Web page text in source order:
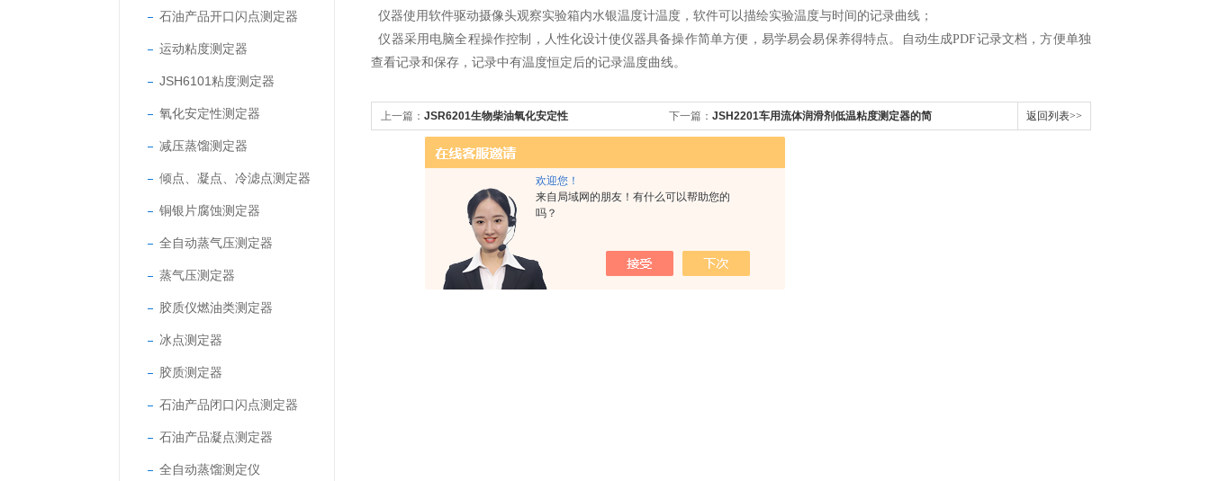
欢迎您！
来自局域网的朋友！有什么可以帮助您的
吗？
石油产品开口闪点测定器
运动粘度测定器
JSH6101粘度测定器
氧化安定性测定器
减压蒸馏测定器
倾点、凝点、冷滤点测定器
铜银片腐蚀测定器
全自动蒸气压测定器
蒸气压测定器
胶质仪燃油类测定器
冰点测定器
胶质测定器
石油产品闭口闪点测定器
石油产品凝点测定器
全自动蒸馏测定仪
仪器使用软件驱动摄像头观察实验箱内水银温度计温度，软件可以描绘实验温度与时间的记录曲线；
仪器采用电脑全程操作控制，人性化设计使仪器具备操作简单方便，易学易会易保养得特点。自动生成PDF记录文档，方便单独
查看记录和保存，记录中有温度恒定后的记录温度曲线。
上一篇： JSR6201生物柴油氧化安定性 下一篇： JSH2201车用流体润滑剂低温粘度测定器的简 返回列表>>